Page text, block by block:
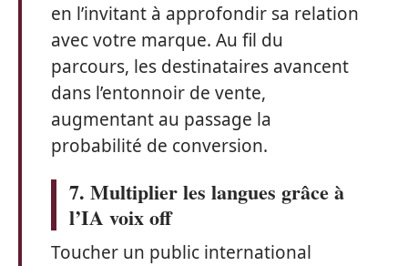
en l’invitant à approfondir sa relation
avec votre marque. Au fil du
parcours, les destinataires avancent
dans l’entonnoir de vente,
augmentant au passage la
probabilité de conversion.
7. Multiplier les langues grâce à
l’IA voix off
Toucher un public international